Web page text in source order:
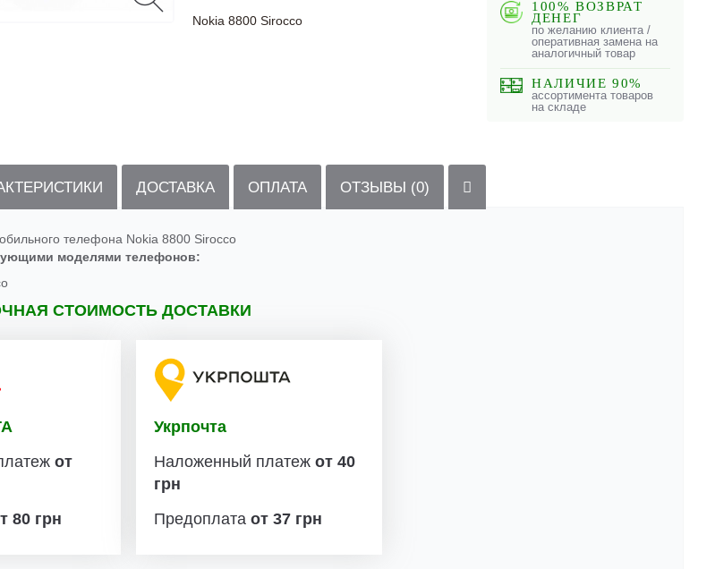
Nokia 8800 Sirocco
100% ВОЗВРАТ
ДЕНЕГ
по желанию клиента /
оперативная замена на
аналогичный товар
НАЛИЧИЕ 90%
ассортимента товаров
на складе
ДОСТАВКА ОПЛАТА ОТЗЫВЫ (0)
телефона Nokia 8800 Sirocco
моделями телефонов:
СТОИМОСТЬ ДОСТАВКИ
от
80 грн
Укрпочта
Наложенный платежот 40
грн
Предоплатаот 37 грн